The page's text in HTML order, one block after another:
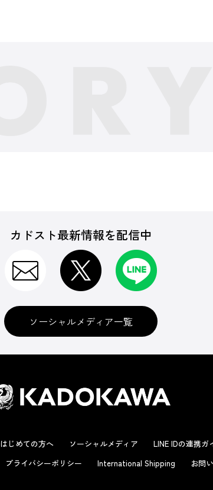
カドスト最新情報を配信中
ソーシャルメディア一覧
はじめての方へ ソーシャルメディア
LINE IDの連携ガ
プライバシーポリシー International Shipping お問